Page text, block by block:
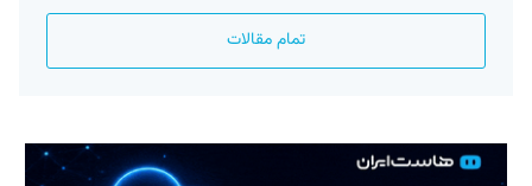
تمام مقالات